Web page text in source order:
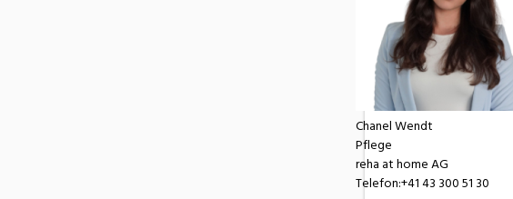
Chanel Wendt
Pflege
reha at home AG
Telefon:+41 43 300 51 30